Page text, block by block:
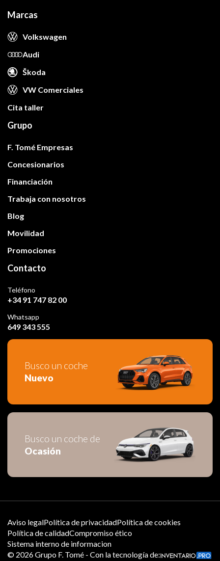
Marcas
Volkswagen
Audi
Škoda
VW Comerciales
Cita taller
Grupo
F. Tomé Empresas
Concesionarios
Financiación
Trabaja con nosotros
Blog
Movilidad
Promociones
Contacto
Teléfono
+34 91 747 82 00
Whatsapp
649 343 555
Busco un coche
Nuevo
Busco un coche de
Ocasión
Aviso legalPolítica de privacidadPolítica de cookies
Política de calidadCompromiso ético
Sistema interno de informacion
© 2026Grupo F. Tomé - Con la tecnología de: